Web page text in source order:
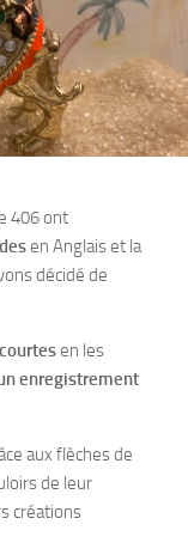
406 ont
en Anglais et la
décidé de
en les
enregistrement
aux flèches de
de leur
créations